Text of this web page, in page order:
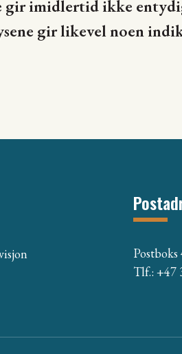
gir imidlertid ikke
gir likevel noen
Postboks
Tlf.: +47